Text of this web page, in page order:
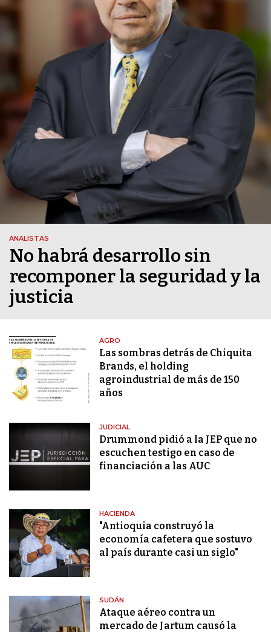
ANALISTAS
No habrá desarrollo sin
recomponer la seguridad y la
justicia
AGRO
Las sombras detrás de Chiquita
Brands, el holding
agroindustrial de más de 150
años
JUDICIAL
Drummond pidió a la JEP que no
escuchen testigo en caso de
financiación a las AUC
HACIENDA
"Antioquia construyó la
economía cafetera que sostuvo
al país durante casi un siglo"
SUDÁN
Ataque aéreo contra un
mercado de Jartum causó la